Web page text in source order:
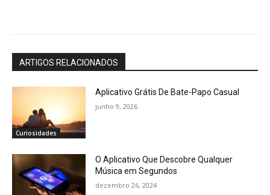
ARTIGOS RELACIONADOS
Curiosidades
Aplicativo Grátis De Bate-Papo Casual
junho 9, 2026
O Aplicativo Que Descobre Qualquer
Música em Segundos
dezembro 26, 2024